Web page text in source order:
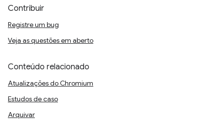
Contribuir
Registre um bug
Veja as questões em aberto
Conteúdo relacionado
Atualizações do Chromium
Estudos de caso
Arquivar